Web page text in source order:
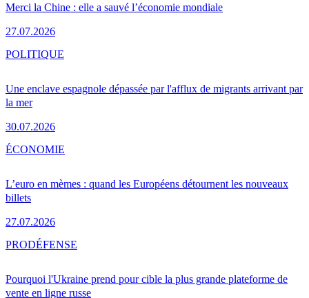
Merci la Chine : elle a sauvé l’économie mondiale
27.07.2026
Une enclave espagnole dépassée par l'afflux de migrants arrivant par
la mer
30.07.2026
POLITIQUE
L’euro en mèmes : quand les Européens détournent les nouveaux
billets
27.07.2026
ÉCONOMIE
Pourquoi l'Ukraine prend pour cible la plus grande plateforme de
vente en ligne russe
PRODÉFENSE